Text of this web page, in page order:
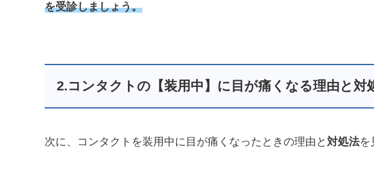
を受診しましょう。
2.コンタクトの【装用中】に目が痛くなる理由と対
次に、コンタクトを装用中に目が痛くなったときの理由と 対処法を